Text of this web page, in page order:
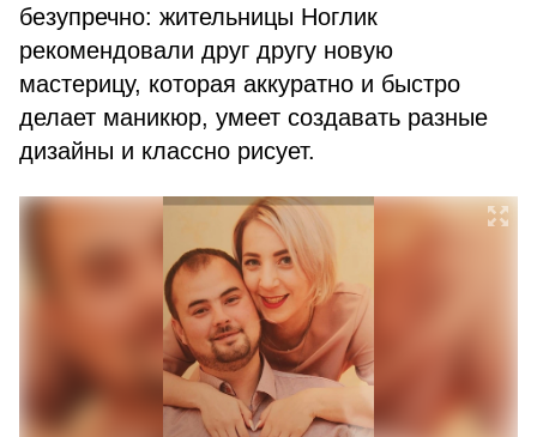
безупречно: жительницы Ноглик
рекомендовали друг другу новую
мастерицу, которая аккуратно и быстро
делает маникюр, умеет создавать разные
дизайны и классно рисует.